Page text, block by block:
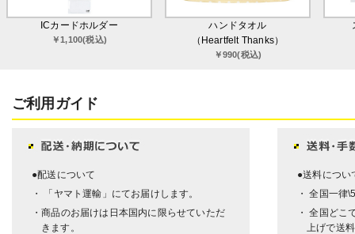
ICカードホルダー
￥1,100(税込)
ハンドタオル
（Heartfelt Thanks）
￥990(税込)
ご利用ガイド
●配送について
・ 「ヤマト運輸」にてお届けします。
・商品のお届けは日本国内に限らせていただ
きます。
●送料につい
・ 全国一律
・ 全国どこ
上げで送